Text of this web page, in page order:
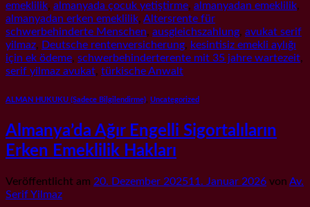
emeklilik, almanyada çocuk yetiştirme, almanyadan emeklilik,
almanyadan erken emeklilik, Altersrente für
schwerbehinderte Menschen, ausgleichszahlung, avukat serif
yilmaz, Deutsche rentenversicherung, kesintisiz emekli aylığı
için ek ödeme, schwerbehinderterente mit 35 jahre wartezeit,
serif yilmaz avukat, türkische Anwalt
ALMAN HUKUKU (Sadece Bilgilendirme), Uncategorized
Almanya’da Ağır Engelli Sigortalıların
Erken Emeklilik Hakları
Veröffentlicht am 20. Dezember 202511. Januar 2026 von Av.
Serif Yilmaz